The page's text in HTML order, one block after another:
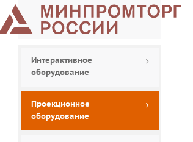
Интерактивное
оборудование
Проекционное
оборудование